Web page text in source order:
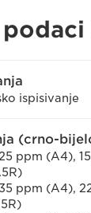
ispisivanje
(crno-
ppm (A4),
ppm (A4),